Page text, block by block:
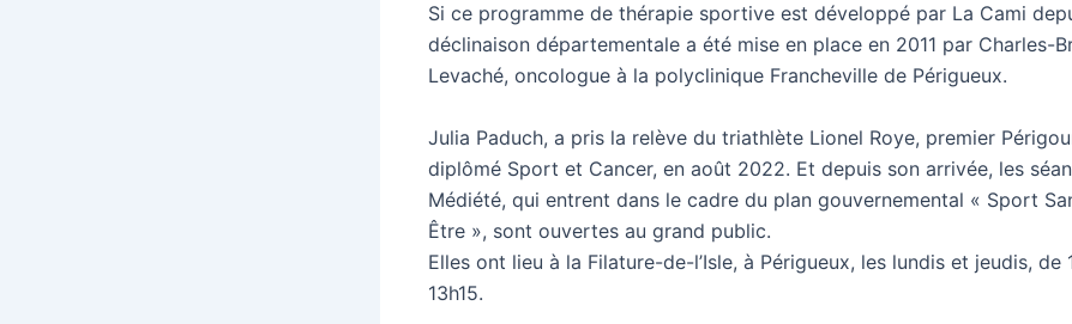
Si ce programme de thérapie sportive est développé par La Cami
déclinaison départementale a été mise en place en 2011 par Charles-
Levaché, oncologue à la polyclinique Francheville de Périgueux.
Julia Paduch, a pris la relève du triathlète Lionel Roye, premier
diplômé Sport et Cancer, en août 2022. Et depuis son arrivée, les
Médiété, qui entrent dans le cadre du plan gouvernemental « Sport
Être », sont ouvertes au grand public.
Elles ont lieu à la Filature-de-l’Isle, à Périgueux, les lundis et jeudis, de
13h15.